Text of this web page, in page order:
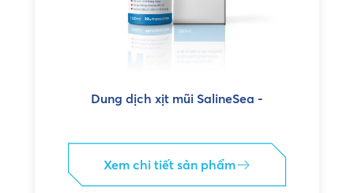
Dung dịch xịt mũi SalineSea -
Xem chi tiết sản phẩm